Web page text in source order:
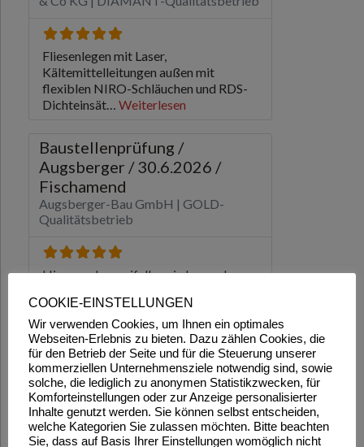
COOKIE-EINSTELLUNGEN
Wir verwenden Cookies, um Ihnen ein optimales
Webseiten-Erlebnis zu bieten. Dazu zählen Cookies, die
für den Betrieb der Seite und für die Steuerung unserer
kommerziellen Unternehmensziele notwendig sind, sowie
solche, die lediglich zu anonymen Statistikzwecken, für
Komforteinstellungen oder zur Anzeige personalisierter
Inhalte genutzt werden. Sie können selbst entscheiden,
welche Kategorien Sie zulassen möchten. Bitte beachten
Sie, dass auf Basis Ihrer Einstellungen womöglich nicht